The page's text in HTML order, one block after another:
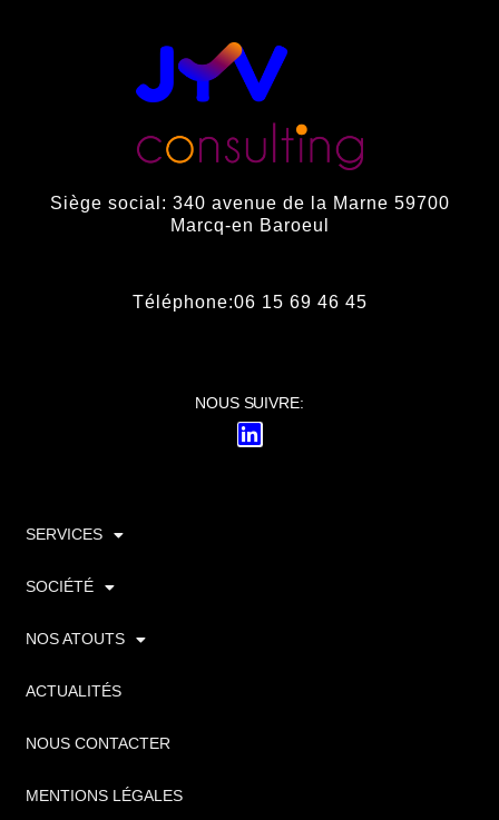
Siège social: 340 avenue de la Marne 59700
Marcq-en Baroeul
Téléphone:06 15 69 46 45
NOUS SUIVRE:
SERVICES
SOCIÉTÉ
NOS ATOUTS
ACTUALITÉS
NOUS CONTACTER
MENTIONS LÉGALES